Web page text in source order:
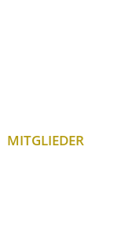
MITGLIEDER